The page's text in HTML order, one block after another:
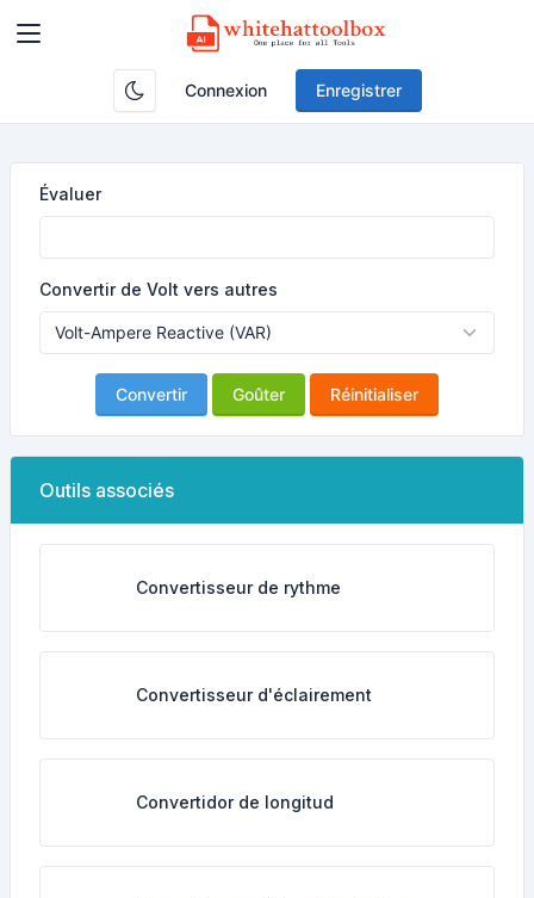
Connexion Enregistrer
Évaluer
Convertir de Volt vers autres
Convertir Goûter Réinitialiser
Outils associés
Convertisseur de rythme
Convertisseur d'éclairement
Convertidor de longitud